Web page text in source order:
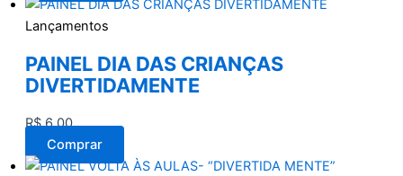
Lançamentos
PAINEL DIA DAS CRIANÇAS
DIVERTIDAMENTE
R$6,00
Comprar